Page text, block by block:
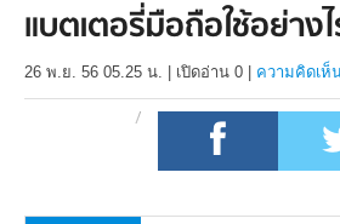
แบตเตอรี่มือถือใช้อย่าง
26 พ.ย. 56 05.25 น. เปิดอ่าน 0 ความคิดเห็